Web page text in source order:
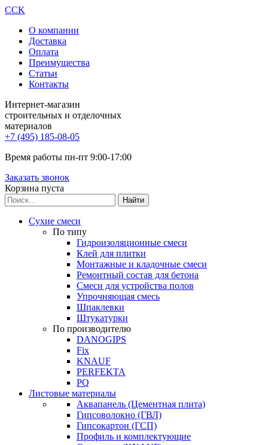
CCK
О компании
Доставка
Оплата
Преимущества
Статьи
Контакты
Интернет-магазин
строительных и отделочных
материалов
+7 (495) 185-08-05
Время работы пн-пт 9:00-17:00
Заказать звонок
Корзина пуста
Сухие смеси
По типу
Гидроизоляционные смеси
Клей для плитки
Монтажные и кладочные смеси
Ремонтный состав для бетона
Смеси для устройства полов
Упрочняющая смесь
Шпаклевки
Штукатурки
По производителю
DANOGIPS
Fix
KNAUF
PERFEKTA
PQ
Листовые материалы
Аквапанель (Цементная плита)
Гипсоволокно (ГВЛ)
Гипсокартон (ГСП)
Профиль и комплектующие